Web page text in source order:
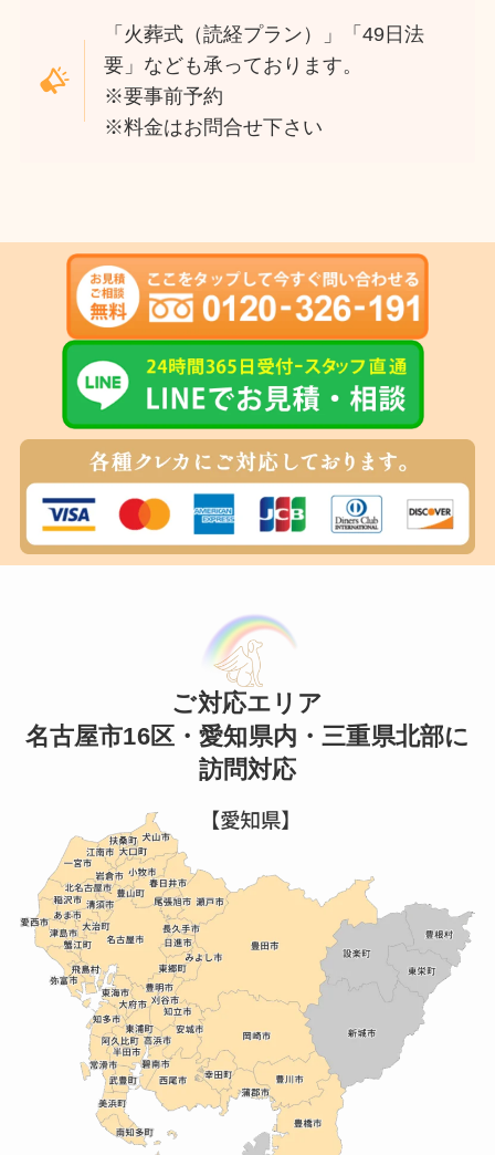
「火葬式（読経プラン）」「49日法
要」なども承っております。
※要事前予約
※料金はお問合せ下さい
ご対応エリア
名古屋市16区・愛知県内・三重県北部に
訪問対応